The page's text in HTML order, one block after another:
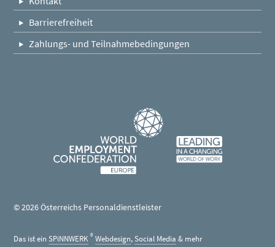
Barrierefreiheit
Zahlungs- und Teilnahmebedingungen
Fußleistennavigation
© 2026 Österreichs Personaldienstleister
Das ist ein SPiNNWERK ® Webdesign, Social Media & mehr